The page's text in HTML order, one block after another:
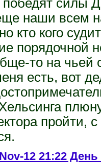
наши всем
кто кого
порядочной
то на чьей
есть, вот
пройти,
12 21:22 День